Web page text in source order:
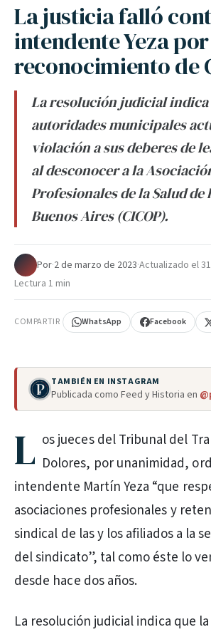
La justicia falló
intendente Yeza
reconocimiento de
La resolución judicial indica
autoridades municipales
violación a sus deberes de
al desconocer a la
Profesionales de la Salud
Buenos Aires (CICOP).
Por·2 de marzo de 2023·Actualizado el
Lectura 1 min
COMPARTIR WhatsApp Facebook
TAMBIÉN EN INSTAGRAM
Publicada como Feed y Historia en
L os jueces del Tribunal del
Dolores, por unanimidad,
intendente Martín Yeza “que
asociaciones profesionales y
sindical de las y los afiliados a la
del sindicato”, tal como éste lo
desde hace dos años.
La resolución judicial indica que